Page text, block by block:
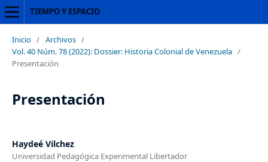
TIEMPO Y ESPACIO
Inicio / Archivos /
Vol. 40 Núm. 78 (2022): Dossier: Historia Colonial de Venezuela /
Presentación
Presentación
Haydeé Vilchez
Universidad Pedagógica Experimental Libertador